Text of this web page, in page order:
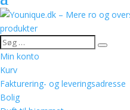
Min konto
Kurv
Fakturering- og leveringsadresse
Bolig